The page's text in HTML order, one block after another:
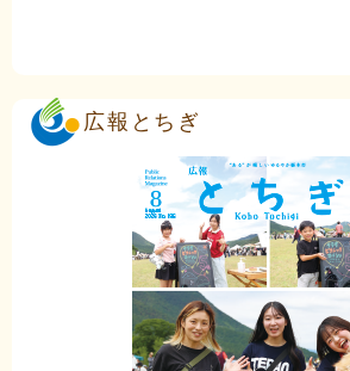
広報とちぎ